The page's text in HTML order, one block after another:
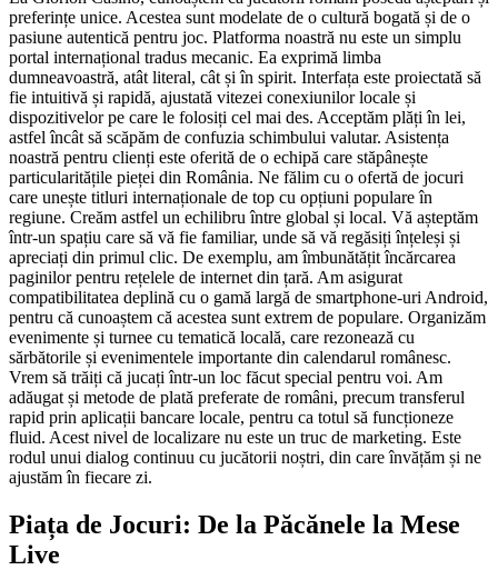
preferințe unice. Acestea sunt modelate de o cultură bogată și de o
pasiune autentică pentru joc. Platforma noastră nu este un simplu
portal internațional tradus mecanic. Ea exprimă limba
dumneavoastră, atât literal, cât și în spirit. Interfața este proiectată să
fie intuitivă și rapidă, ajustată vitezei conexiunilor locale și
dispozitivelor pe care le folosiți cel mai des. Acceptăm plăți în lei,
astfel încât să scăpăm de confuzia schimbului valutar. Asistența
noastră pentru clienți este oferită de o echipă care stăpânește
particularitățile pieței din România. Ne fălim cu o ofertă de jocuri
care unește titluri internaționale de top cu opțiuni populare în
regiune. Creăm astfel un echilibru între global și local. Vă așteptăm
într-un spațiu care să vă fie familiar, unde să vă regăsiți înțeleși și
apreciați din primul clic. De exemplu, am îmbunătățit încărcarea
paginilor pentru rețelele de internet din țară. Am asigurat
compatibilitatea deplină cu o gamă largă de smartphone-uri Android,
pentru că cunoaștem că acestea sunt extrem de populare. Organizăm
evenimente și turnee cu tematică locală, care rezonează cu
sărbătorile și evenimentele importante din calendarul românesc.
Vrem să trăiți că jucați într-un loc făcut special pentru voi. Am
adăugat și metode de plată preferate de români, precum transferul
rapid prin aplicații bancare locale, pentru ca totul să funcționeze
fluid. Acest nivel de localizare nu este un truc de marketing. Este
rodul unui dialog continuu cu jucătorii noștri, din care învățăm și ne
ajustăm în fiecare zi.
Piața de Jocuri: De la Păcănele la Mese
Live